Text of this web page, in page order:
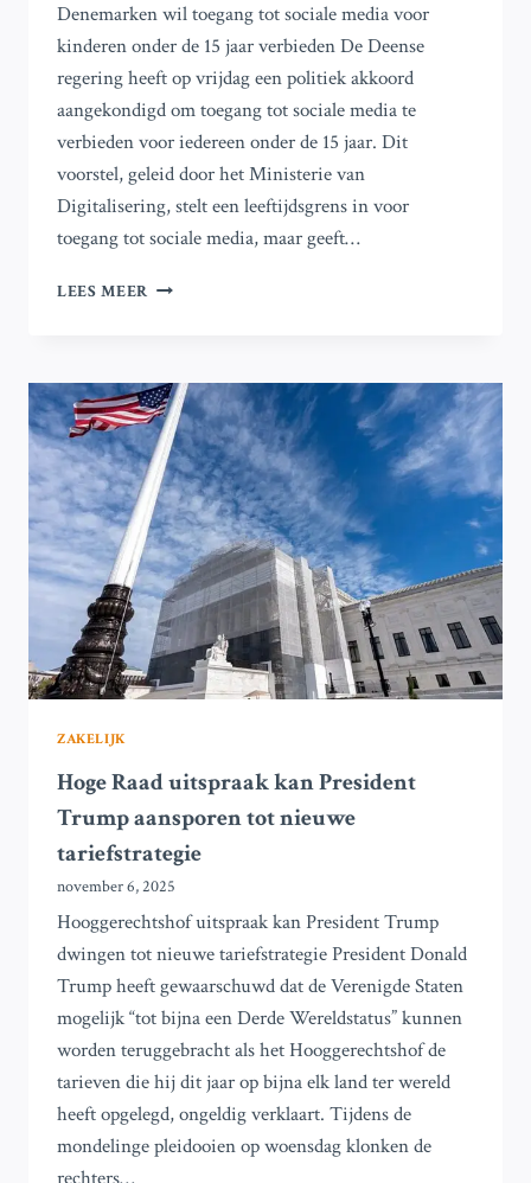
Denemarken wil toegang tot sociale media voor
kinderen onder de 15 jaar verbieden De Deense
regering heeft op vrijdag een politiek akkoord
aangekondigd om toegang tot sociale media te
verbieden voor iedereen onder de 15 jaar. Dit
voorstel, geleid door het Ministerie van
Digitalisering, stelt een leeftijdsgrens in voor
toegang tot sociale media, maar geeft…
LEES MEER DENEMARKEN
SOCIALE
MEDIA
VERBIEDEN
VOOR
KINDEREN
ONDER
DE
15
JAAR
ZAKELIJK
Hoge Raad uitspraak kan President
Trump aansporen tot nieuwe
tariefstrategie
november 6, 2025
Hooggerechtshof uitspraak kan President Trump
dwingen tot nieuwe tariefstrategie President Donald
Trump heeft gewaarschuwd dat de Verenigde Staten
mogelijk “tot bijna een Derde Wereldstatus” kunnen
worden teruggebracht als het Hooggerechtshof de
tarieven die hij dit jaar op bijna elk land ter wereld
heeft opgelegd, ongeldig verklaart. Tijdens de
mondelinge pleidooien op woensdag klonken de